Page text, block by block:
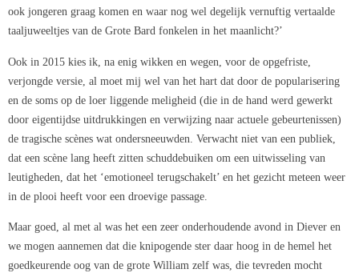
ook jongeren graag komen en waar nog wel degelijk vernuftig vertaalde
taaljuweeltjes van de Grote Bard fonkelen in het maanlicht?’
Ook in 2015 kies ik, na enig wikken en wegen, voor de opgefriste,
verjongde versie, al moet mij wel van het hart dat door de popularisering
en de soms op de loer liggende meligheid (die in de hand werd gewerkt
door eigentijdse uitdrukkingen en verwijzing naar actuele gebeurtenissen)
de tragische scènes wat ondersneeuwden. Verwacht niet van een publiek,
dat een scène lang heeft zitten schuddebuiken om een uitwisseling van
leutigheden, dat het ‘emotioneel terugschakelt’ en het gezicht meteen weer
in de plooi heeft voor een droevige passage.
Maar goed, al met al was het een zeer onderhoudende avond in Diever en
we mogen aannemen dat die knipogende ster daar hoog in de hemel het
goedkeurende oog van de grote William zelf was, die tevreden mocht